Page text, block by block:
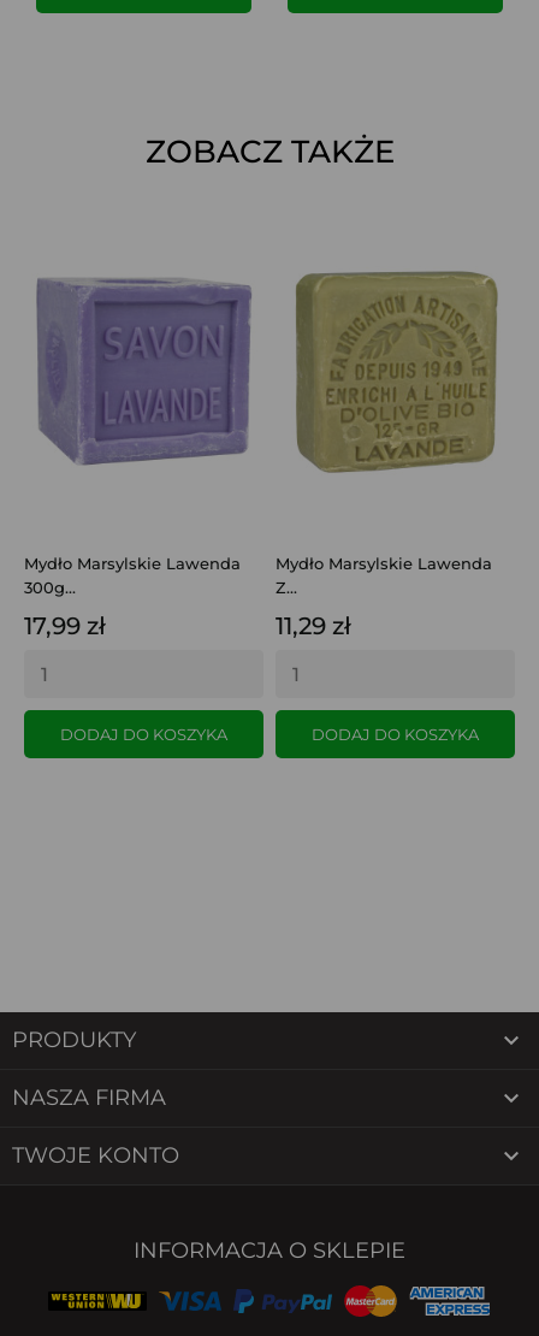
ZOBACZ TAKŻE
Mydło Marsylskie Lawenda
300g...
17,99 zł
DODAJ DO KOSZYKA
Mydło Marsylskie Lawenda
Z...
11,29 zł
DODAJ DO KOSZYKA
PRODUKTY 
NASZA FIRMA 
TWOJE KONTO 
INFORMACJA O SKLEPIE